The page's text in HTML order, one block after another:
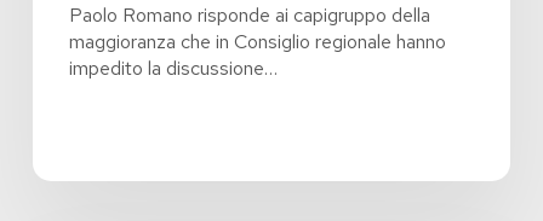
Paolo Romano risponde ai capigruppo della
maggioranza che in Consiglio regionale hanno
impedito la discussione…